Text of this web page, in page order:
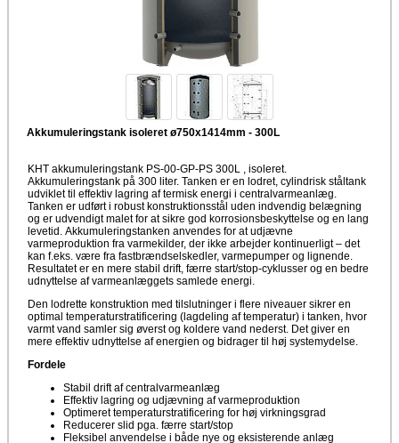
Akkumuleringstank isoleret ø750x1414mm - 300L
KHT akkumuleringstank PS-00-GP-PS 300L , isoleret.
Akkumuleringstank på 300 liter. Tanken er en lodret, cylindrisk ståltank
udviklet til effektiv lagring af termisk energi i centralvarmeanlæg.
Tanken er udført i robust konstruktionsstål uden indvendig belægning
og er udvendigt malet for at sikre god korrosionsbeskyttelse og en lang
levetid. Akkumuleringstanken anvendes for at udjævne
varmeproduktion fra varmekilder, der ikke arbejder kontinuerligt – det
kan f.eks. være fra fastbrændselskedler, varmepumper og lignende.
Resultatet er en mere stabil drift, færre start/stop-cyklusser og en bedre
udnyttelse af varmeanlæggets samlede energi.
Den lodrette konstruktion med tilslutninger i flere niveauer sikrer en
optimal temperaturstratificering (lagdeling af temperatur) i tanken, hvor
varmt vand samler sig øverst og koldere vand nederst. Det giver en
mere effektiv udnyttelse af energien og bidrager til høj systemydelse.
Fordele
Stabil drift af centralvarmeanlæg
Effektiv lagring og udjævning af varmeproduktion
Optimeret temperaturstratificering for høj virkningsgrad
Reducerer slid pga. færre start/stop
Fleksibel anvendelse i både nye og eksisterende anlæg